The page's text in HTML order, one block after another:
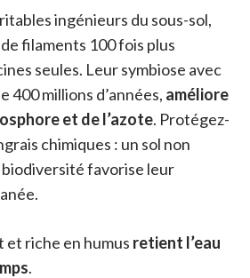
ingénieurs du sous-sol,
filaments 100 fois plus
seules. Leur symbiose avec
400 millions d’années, améliore
et de l’azote. Protégez-
chimiques : un sol non
favorise leur
et riche en humus retient l’eau
.